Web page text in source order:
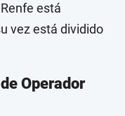
está
vez está dividido
Operador